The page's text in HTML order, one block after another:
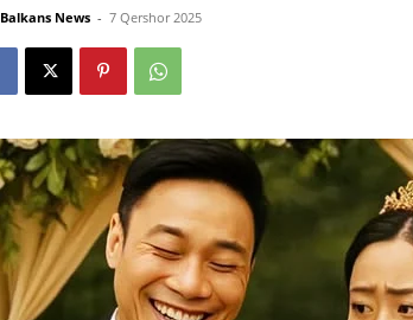
Balkans News - 7 Qershor 2025